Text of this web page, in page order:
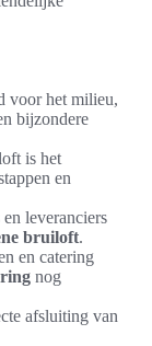
voor het milieu,
bijzondere
is het
en
leveranciers
bruiloft.
en catering
nog
afsluiting van